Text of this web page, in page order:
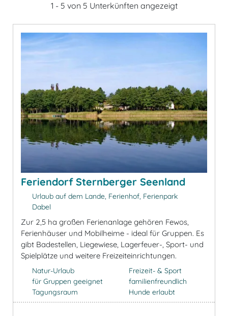
1 - 5 von 5 Unterkünften angezeigt
Feriendorf Sternberger Seenland
Urlaub auf dem Lande, Ferienhof, Ferienpark
Dabel
Zur 2,5 ha großen Ferienanlage gehören Fewos,
Ferienhäuser und Mobilheime - ideal für Gruppen. Es
gibt Badestellen, Liegewiese, Lagerfeuer-, Sport- und
Spielplätze und weitere Freizeiteinrichtungen.
Natur-Urlaub
für Gruppen geeignet
Tagungsraum
Freizeit- & Sport
familienfreundlich
Hunde erlaubt